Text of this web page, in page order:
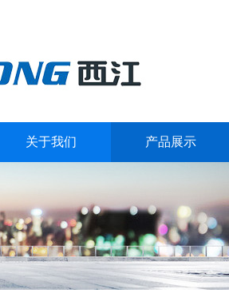
关于我们 产品展示